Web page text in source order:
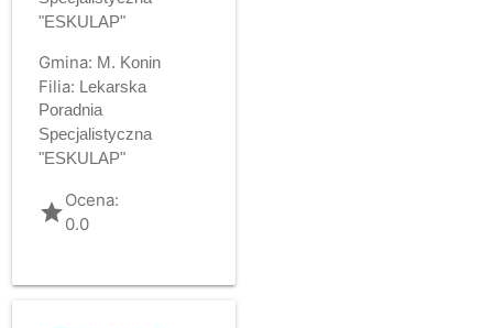
"ESKULAP"
Gmina: M. Konin
Filia: Lekarska
Poradnia
Specjalistyczna
"ESKULAP"
gradeOcena:
0.0